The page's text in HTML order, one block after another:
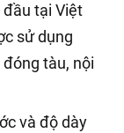
tại Việt
sử dụng
tàu, nội
và độ dày